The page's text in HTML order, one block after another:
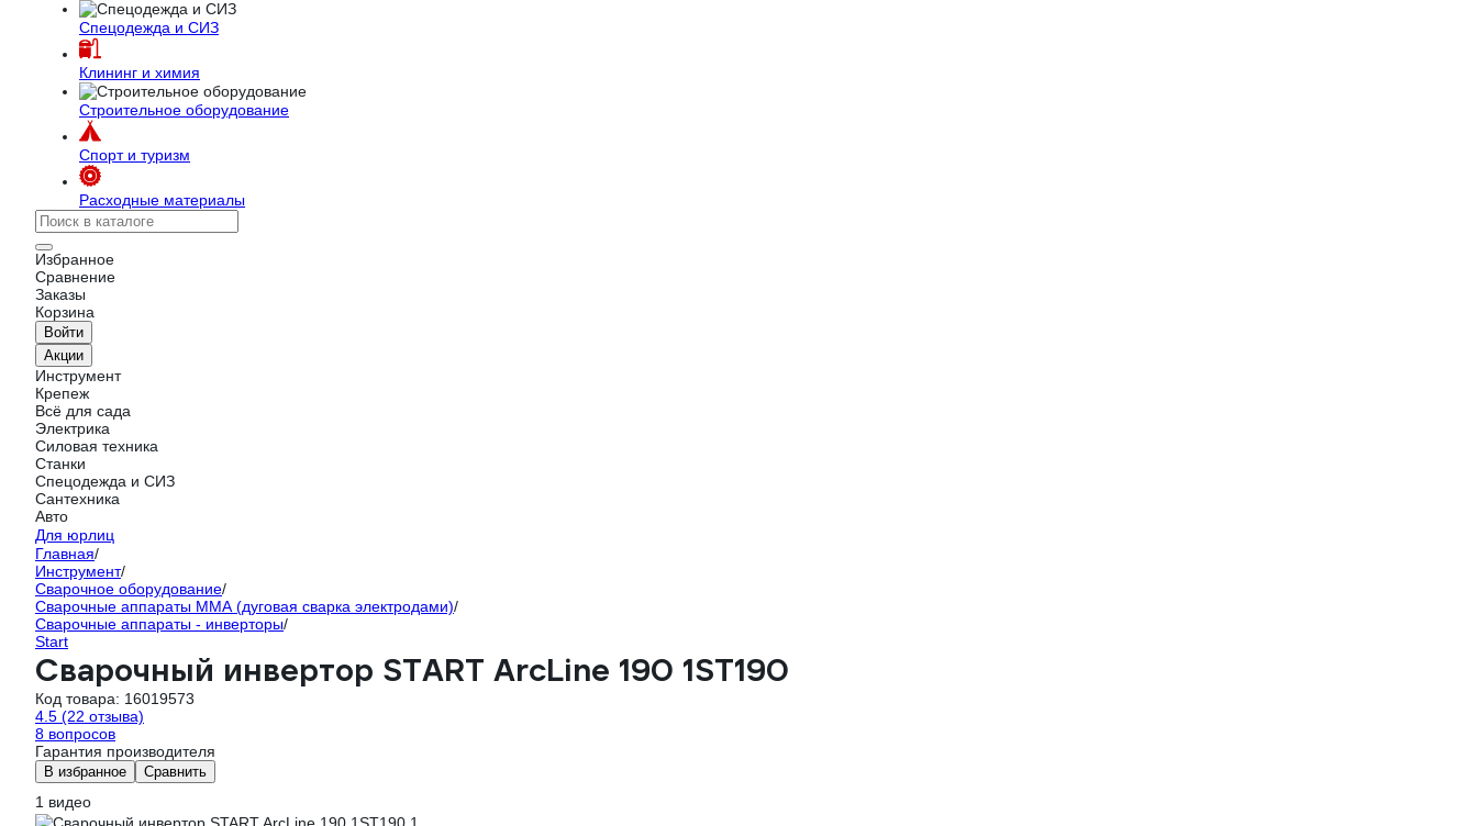
Спецодежда и СИЗ
Клининг и химия
Строительное оборудование
Спорт и туризм
Расходные материалы
Избранное
Сравнение
Заказы
Корзина
Войти
Акции
Инструмент
Крепеж
Всё для сада
Электрика
Силовая техника
Станки
Спецодежда и СИЗ
Сантехника
Авто
Для юрлиц
Главная/
Инструмент/
Сварочное оборудование/
Сварочные аппараты ММА (дуговая сварка электродами)/
Сварочные аппараты - инверторы/
Start
Сварочный инвертор START ArcLine 190 1ST190
Код товара: 16019573
4.5 (22 отзыва)
8 вопросов
Гарантия производителя
В избранное Сравнить
1 видео